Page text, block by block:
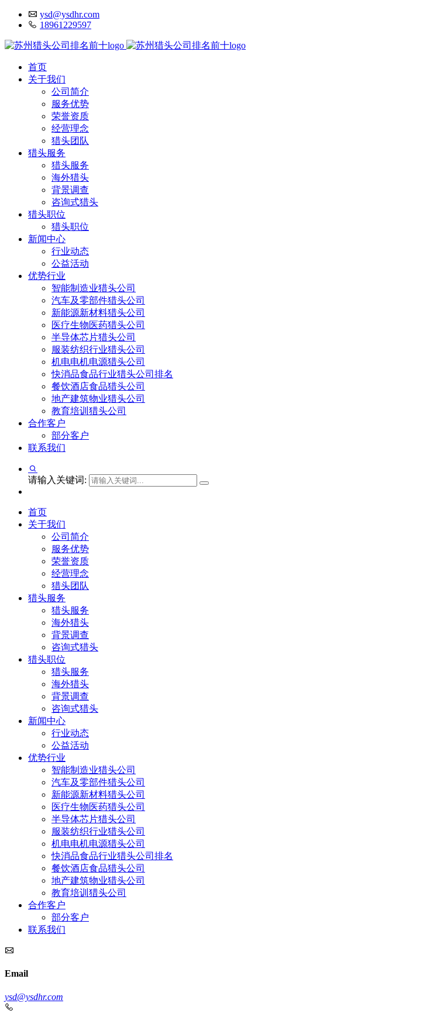
ysd@ysdhr.com
18961229597
首页
关于我们
公司简介
服务优势
荣誉资质
经营理念
猎头团队
猎头服务
猎头服务
海外猎头
背景调查
咨询式猎头
猎头职位
猎头职位
新闻中心
行业动态
公益活动
优势行业
智能制造业猎头公司
汽车及零部件猎头公司
新能源新材料猎头公司
医疗生物医药猎头公司
半导体芯片猎头公司
服装纺织行业猎头公司
机电电机电源猎头公司
快消品食品行业猎头公司排名
餐饮酒店食品猎头公司
地产建筑物业猎头公司
教育培训猎头公司
合作客户
部分客户
联系我们
请输入关键词:
首页
关于我们
公司简介
服务优势
荣誉资质
经营理念
猎头团队
猎头服务
猎头服务
海外猎头
背景调查
咨询式猎头
猎头职位
猎头服务
海外猎头
背景调查
咨询式猎头
新闻中心
行业动态
公益活动
优势行业
智能制造业猎头公司
汽车及零部件猎头公司
新能源新材料猎头公司
医疗生物医药猎头公司
半导体芯片猎头公司
服装纺织行业猎头公司
机电电机电源猎头公司
快消品食品行业猎头公司排名
餐饮酒店食品猎头公司
地产建筑物业猎头公司
教育培训猎头公司
合作客户
部分客户
联系我们
Email
ysd@ysdhr.com